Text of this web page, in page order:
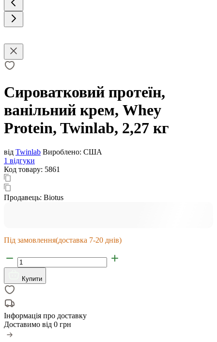
Сироватковий протеїн,
ванільний крем, Whey
Protein, Twinlab, 2,27 кг
від Twinlab Вироблено: США
1 відгуки
Код товару: 5861
Продавець: Biotus
Під замовлення(доставка 7-20 днів)
Купити
Інформація про доставку
Доставимо від 0 грн